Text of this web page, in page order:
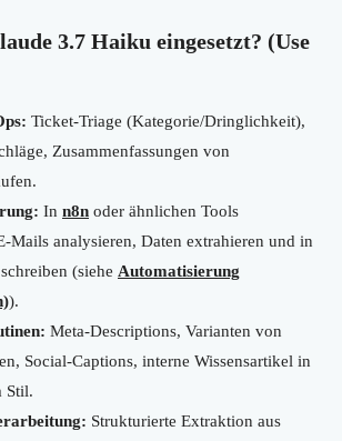
3.7 Haiku eingesetzt? (Use
Ticket-Triage (Kategorie/Dringlichkeit),
Zusammenfassungen von
In n8n oder ähnlichen Tools
Mails analysieren, Daten extrahieren und in
(siehe Automatisierung
).
Meta-Descriptions, Varianten von
Social-Captions, interne Wissensartikel in
Stil.
Strukturierte Extraktion aus